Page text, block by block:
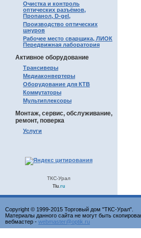
Очистка и контроль
оптических разъёмов,
Пропанол, D-gel,
Производство оптических
шнуров
Рабочее место сварщика, ЛИОК
Передвижная лаборатория
Активное оборудование
Трансиверы
Медиаконвертеры
Оборудование для КТВ
Коммутаторы
Мультиплексоры
Монтаж, сервис, обслуживание,
ремонт, поверка
Услуги
ТКС-Урал
Tiu.ru
Copyright © 1999-2015 Торговый дом "ТКС-Урал".
Материалы данного сайта не могут быть
вебмастер - webmaster@optik.ru